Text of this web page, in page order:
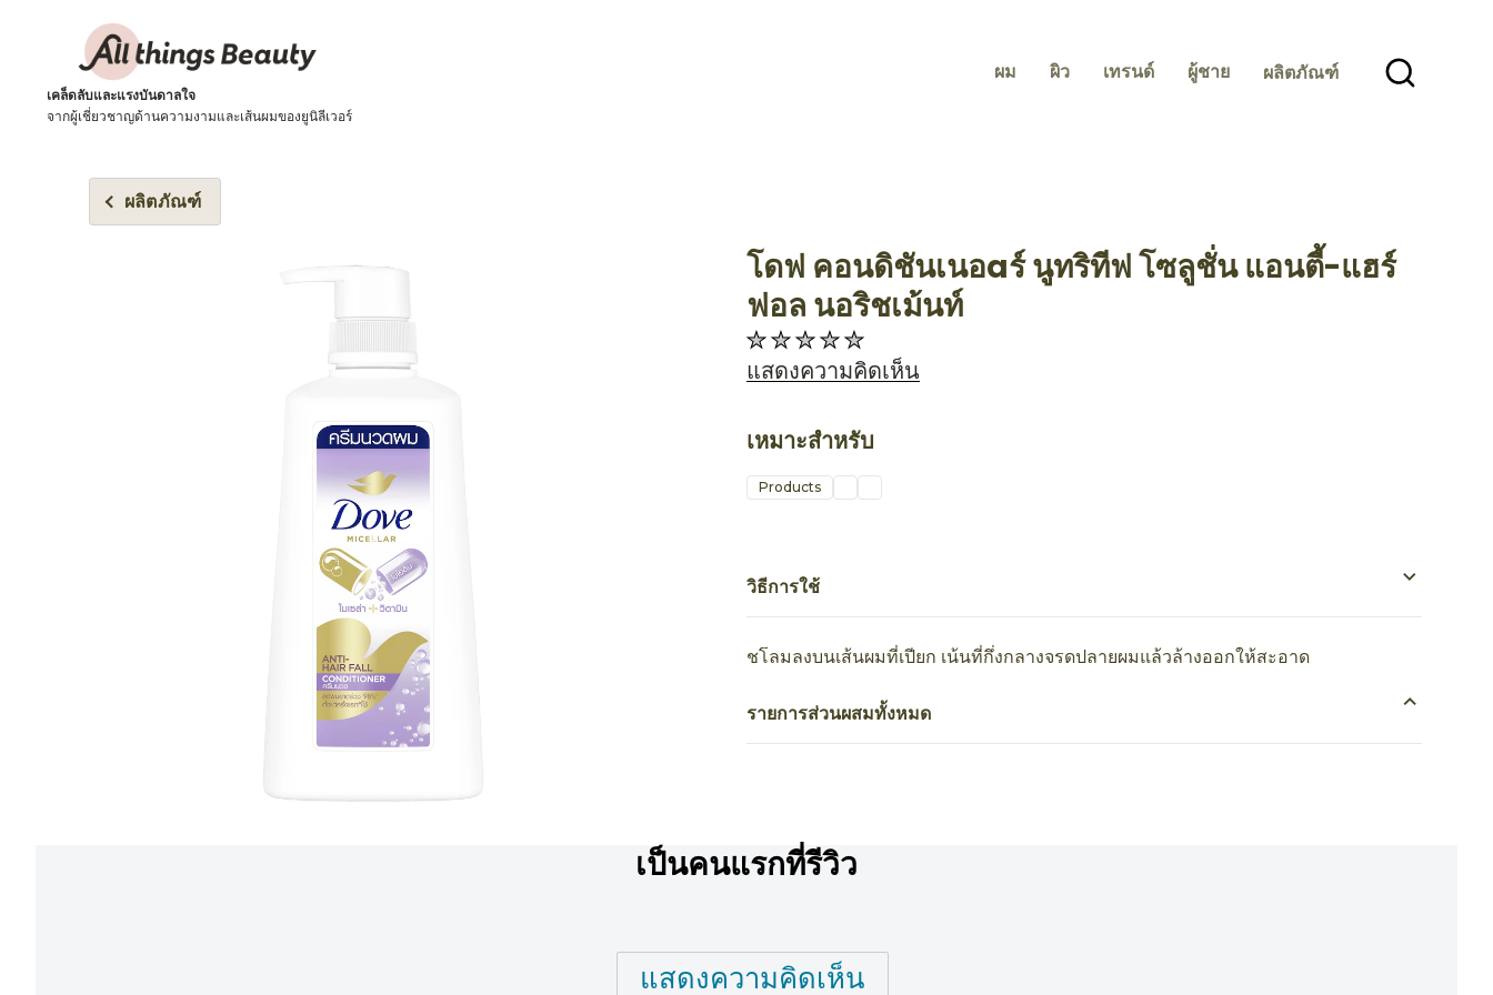
เคล็ดลับและแรงบันดาลใจ
จากผู้เชี่ยวชาญด้านความงามและเส้นผมของยูนิลีเวอร์
ผม ผิว เทรนด์ ผู้ชาย ผลิตภัณฑ์
ผลิตภัณฑ์
AllthingsBeauty Products
โดฟ คอนดิชันเนอaร์ นูทริทีฟ โซลูชั่น แอนตี้-แฮร์
ฟอล นอริชเม้นท์
ไม่มี
การ
คะแนน
สำหรับ
product
แสดงความคิดเห็น
เหมาะสำหรับ
Products
วิธีการใช้
ชโลมลงบนเส้นผมที่เปียก เน้นที่กึ่งกลางจรดปลายผมแล้วล้างออกให้สะอาด
รายการส่วนผสมทั้งหมด
เป็นคนแรกที่รีวิว
แสดงความคิดเห็น